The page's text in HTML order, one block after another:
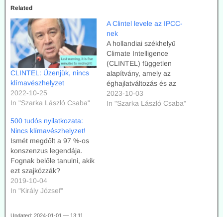
Related
CLINTEL: Üzenjük, nincs
klímavészhelyzet
2022-10-25
In "Szarka László Csaba"
A Clintel levele az IPCC-
nek
A hollandiai székhelyű
Climate Intelligence
(CLINTEL) független
alapítvány, amely az
éghajlatváltozás és az
éghajlat-politika területén
működik, 2023.
2023-10-03
In "Szarka László Csaba"
500 tudós nyilatkozata:
Nincs klímavészhelyzet!
Ismét megdőlt a 97 %-os
konszenzus legendája.
Fognak belőle tanulni, akik
ezt szajkózzák?
2019-10-04
In "Király József"
Updated: 2024-01-01 — 13:11